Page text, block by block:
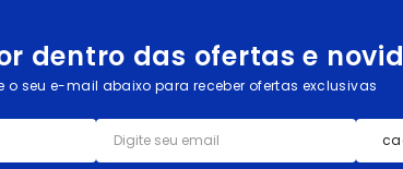
dentro das ofertas e
o seu e-mail abaixo para receber ofertas exclusivas